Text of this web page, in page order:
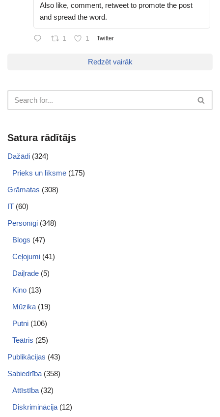
Also like, comment, retweet to promote the post
and spread the word.
1 1 Twitter
Redzēt vairāk
Satura rādītājs
Dažādi (324)
Prieks un līksme (175)
Grāmatas (308)
IT (60)
Personīgi (348)
Blogs (47)
Ceļojumi (41)
Daiļrade (5)
Kino (13)
Mūzika (19)
Putni (106)
Teātris (25)
Publikācijas (43)
Sabiedrība (358)
Attīstība (32)
Diskriminācija (12)